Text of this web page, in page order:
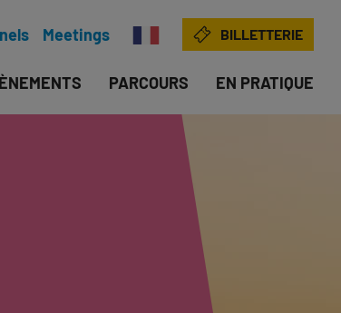
Meetings BILLETTERIE
PARCOURS EN PRATIQUE